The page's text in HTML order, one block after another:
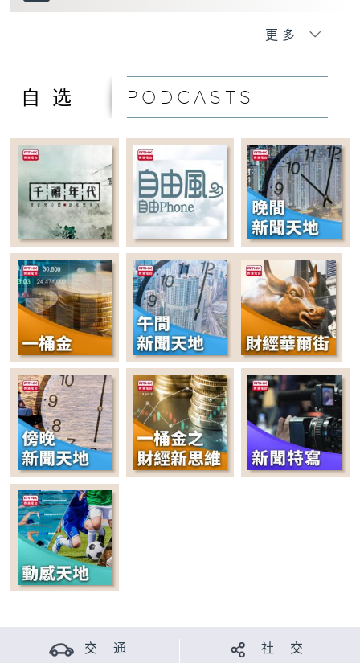
20:00-20:30
20:30-21:00
大地书香
港台讲台
22:00-22:20
晚间新闻天地
22:20-00:00
周末斗秀场
更多
自选 PODCASTS
交 通 社 交